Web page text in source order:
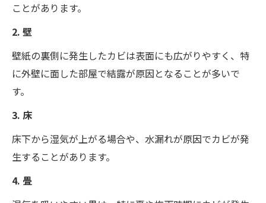
ことがあります。
2. 壁
壁紙の裏側に発生したカビは表面にも広がりやすく、特
に外壁に面した部屋で結露が原因となることが多いで
す。
3. 床
床下から湿気が上がる場合や、水漏れが原因でカビが発
生することがあります。
4. 畳